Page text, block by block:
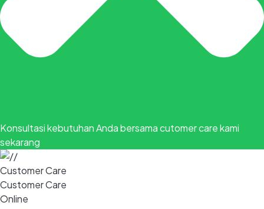
Konsultasi kebutuhan Anda bersama cutomer care kami
sekarang
Customer Care
Customer Care
Online